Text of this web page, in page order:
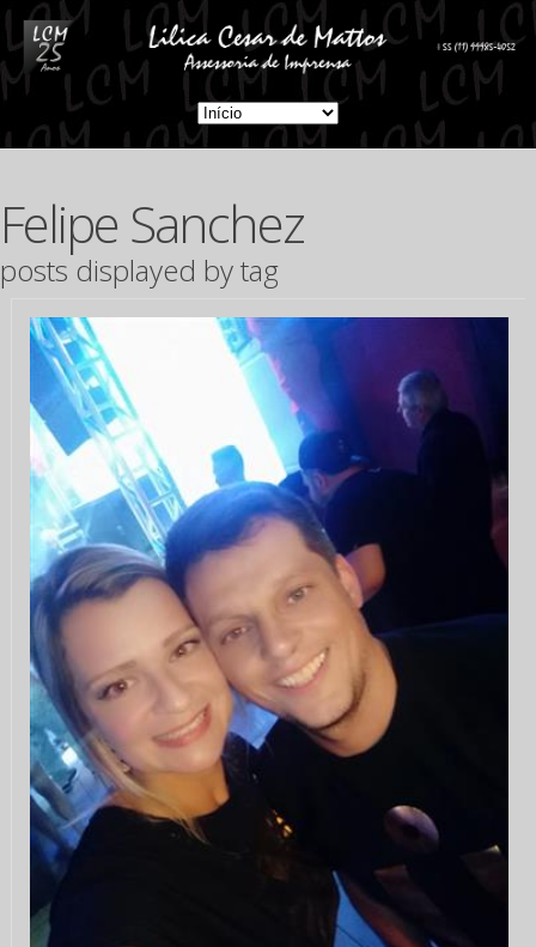
Felipe Sanchez
posts displayed by tag